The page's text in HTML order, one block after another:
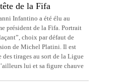
de la Fifa
Infantino a été élu au
président de la Fifa. Portrait
choix par défaut de
de Michel Platini. Il est
des tirages au sort de la Ligue
lui et sa figure chauve